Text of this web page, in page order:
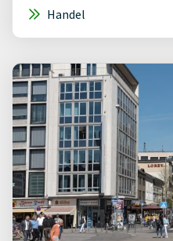
Handel